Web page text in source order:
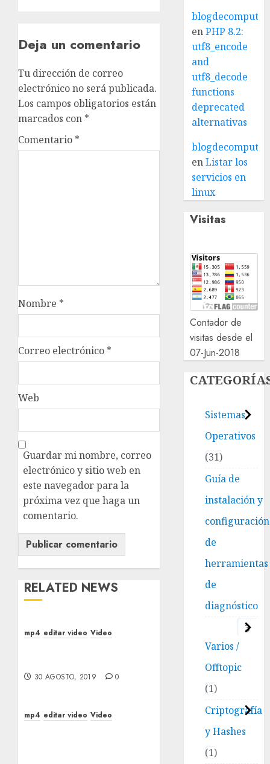
Deja un comentario
Tu dirección de correo
electrónico no será publicada.
Los campos obligatorios están
marcados con *
Comentario *
Nombre *
Correo electrónico *
Web
Guardar mi nombre, correo
electrónico y sitio web en
este navegador para la
próxima vez que haga un
comentario.
RELATED NEWS
mp4 editar video Video
30 AGOSTO, 2019 0
mp4 editar video Video
enPHP 8.2:
utf8_encode
and
utf8_decode
functions
deprecated
alternativas
enListar los
servicios en
linux
Visitas
Contador de
visitas desde el
07-Jun-2018
Sistemas
Operativos
31
Guía de
instalación y
configuración
de
herramientas
de
diagnóstico
3
Varios /
Offtopic
1
Criptografía
y Hashes
1